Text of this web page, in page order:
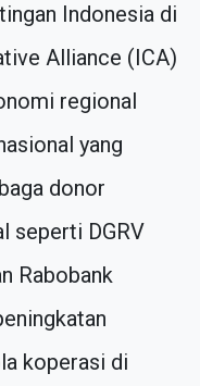
Indonesia di
Alliance (ICA)
regional
yang
donor
seperti DGRV
Rabobank
koperasi di